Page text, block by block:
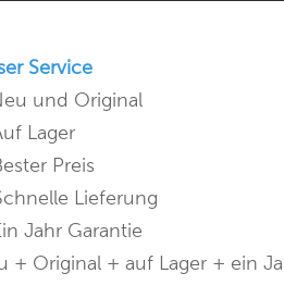
Service
und Original
Lager
Preis
Lieferung
Jahr Garantie
+ Original + auf Lager + ein